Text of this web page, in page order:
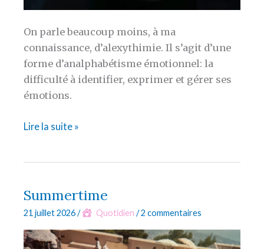
On parle beaucoup moins, à ma
connaissance, d’alexythimie. Il s’agit d’une
forme d’analphabétisme émotionnel: la
difficulté à identifier, exprimer et gérer ses
émotions.
Alexithymie
Lire la suite »
Summertime
21 juillet 2026/ Quotidien /2 commentaires